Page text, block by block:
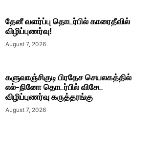
தேனீ வளர்ப்பு தொடர்பில் காரைதீவில்
விழிப்புணர்வு!
August 7, 2026
களுவாஞ்சிகுடி பிரதேச செயலகத்தில்
எல்-நினோ தொடர்பில் விசேட
விழிப்புணர்வு கருத்தரங்கு
August 7, 2026